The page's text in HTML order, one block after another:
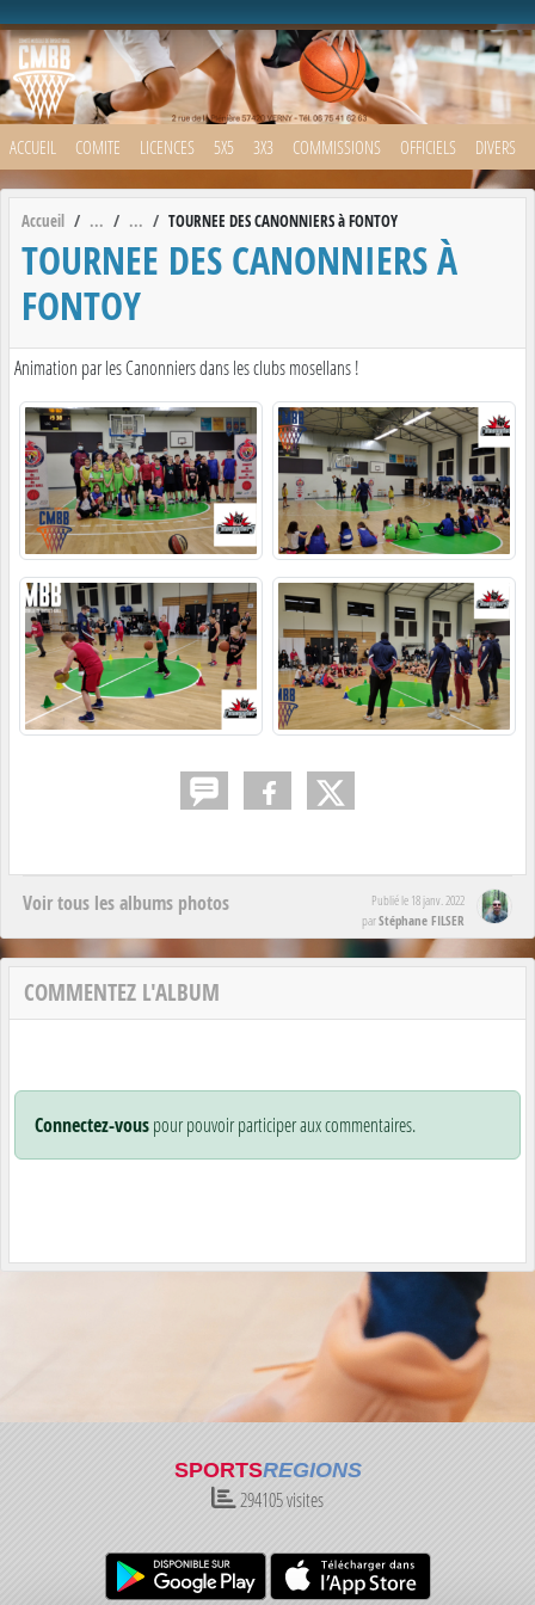
ACCUEIL COMITE LICENCES 5X5 3X3 COMMISSIONS OFFICIELS DIVERS
Accueil TOURNEE DES CANONNIERS à FONTOY
TOURNEE DES CANONNIERS À
FONTOY
Animation par les Canonniers dans les clubs mosellans !
Voir tous les albums photos Publié le 18 janv. 2022
parStéphane FILSER
COMMENTEZ L'ALBUM
Connectez-vouspour pouvoir participer aux commentaires.
SPORTSREGIONS
294105visites